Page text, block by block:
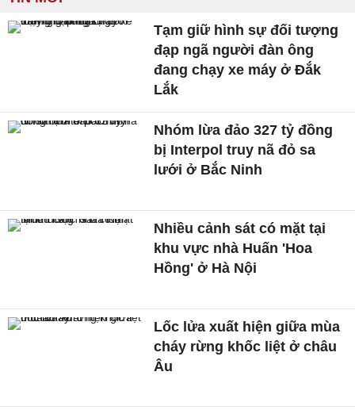
Tạm giữ hình sự đối tượng
đạp ngã người đàn ông
đang chạy xe máy ở Đắk
Lắk
Nhóm lừa đảo 327 tỷ đồng
bị Interpol truy nã đỏ sa
lưới ở Bắc Ninh
Nhiều cảnh sát có mặt tại
khu vực nhà Huấn 'Hoa
Hồng' ở Hà Nội
Lốc lửa xuất hiện giữa mùa
cháy rừng khốc liệt ở châu
Âu